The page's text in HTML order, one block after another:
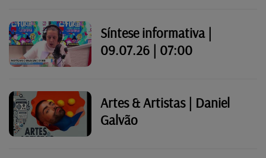
Síntese informativa |
09.07.26 | 07:00
Artes & Artistas | Daniel
Galvão